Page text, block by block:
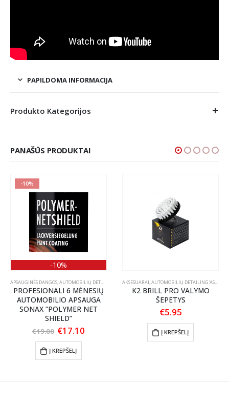
PAPILDOMA INFORMACIJA
Produkto Kategorijos
PANAŠŪS PRODUKTAI
PASTOS
-10%
-10%
APSAUGINĖS DANGOS,AUTOMOBILIŲ DETAILING'AS ,EKSTERJERAS,KONSERVANTAI
PROFESIONALI 6 MĖNESIŲ
AUTOMOBILIO APSAUGA
SONAX “POLYMER NET
SHIELD”
€19.00 Original
was:
€19.00.
€17.10
Į KREPŠELĮ
AKSESUARAI,AUTOMOBILIŲ DETAILING'AS,
K2 BRILL PRO VALYMO
ŠEPETYS
€5.95
Į KREPŠELĮ